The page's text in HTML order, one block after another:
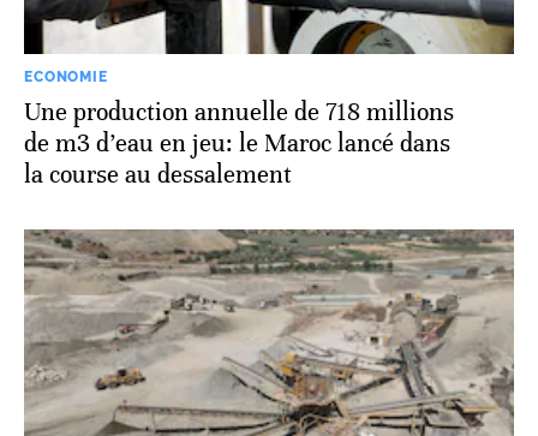
ECONOMIE
Une production annuelle de 718 millions
de m3 d’eau en jeu: le Maroc lancé dans
la course au dessalement